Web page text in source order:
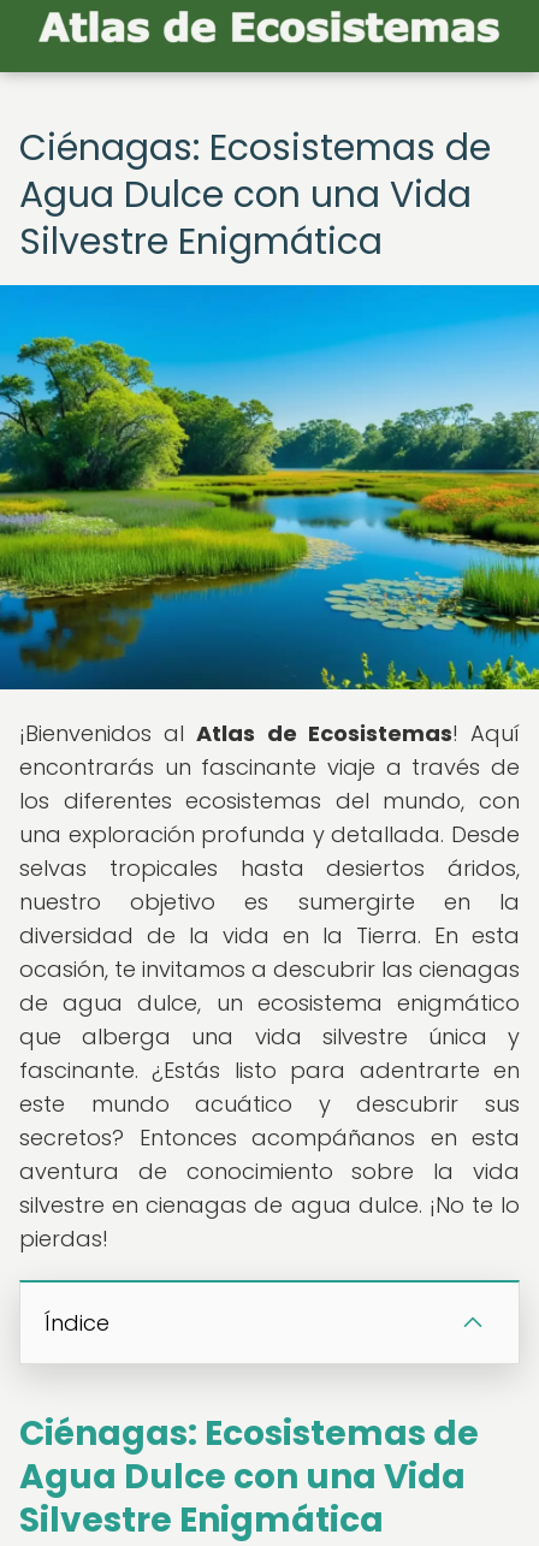
Ciénagas: Ecosistemas de
Agua Dulce con una Vida
Silvestre Enigmática
¡Bienvenidos alAtlas de Ecosistemas! Aquí
encontrarás un fascinante viaje a través de
los diferentes ecosistemas del mundo, con
una exploración profunda y detallada. Desde
selvas tropicales hasta desiertos áridos,
nuestro objetivo es sumergirte en la
diversidad de la vida en la Tierra. En esta
ocasión, te invitamos a descubrir las cienagas
de agua dulce, un ecosistema enigmático
que alberga una vida silvestre única y
fascinante. ¿Estás listo para adentrarte en
este mundo acuático y descubrir sus
secretos? Entonces acompáñanos en esta
aventura de conocimiento sobre la vida
silvestre en cienagas de agua dulce. ¡No te lo
pierdas!
Índice
Ciénagas: Ecosistemas de
Agua Dulce con una Vida
Silvestre Enigmática